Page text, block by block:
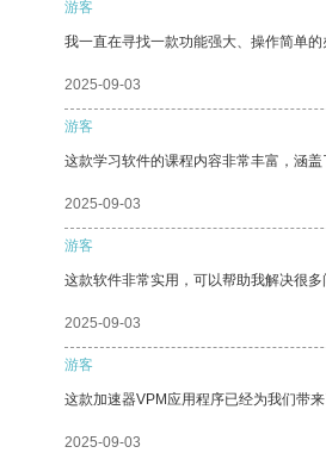
游客
我一直在寻找一款功能强大、操作简单
2025-09-03
游客
这款学习软件的课程内容非常丰富，涵
2025-09-03
游客
这款软件非常实用，可以帮助我解决很
2025-09-03
游客
这款加速器VPM应用程序已经为我们带
2025-09-03